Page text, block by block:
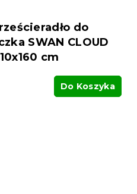
do
SWAN CLOUD
cm
Do Koszyka